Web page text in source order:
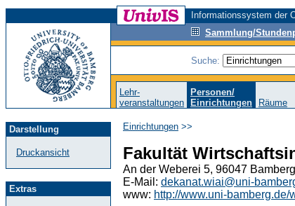
Informationssystem der
Sammlung/
Suche:
Lehr-
veranstaltungen
Personen/
Einrichtungen
Räume
Darstellung
Druckansicht
Extras
Einrichtungen >>
Fakultät
An der Weberei 5, 96047
E-Mail: dekanat.wiai@uni-
www: http://www.uni-bamberg.de/